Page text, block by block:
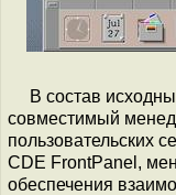
В состав
совместимый
пользовательских
CDE FrontPanel,
обеспечения